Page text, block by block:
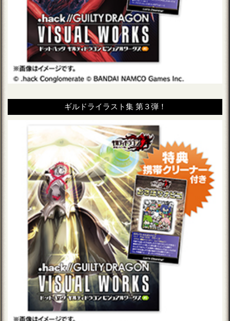
ギルドライラスト集 第３弾！